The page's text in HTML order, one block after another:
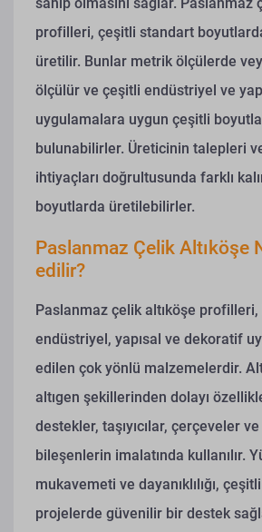
profilleri, çeşitli standart
üretilir. Bunlar metrik ölçülerde
ölçülür ve çeşitli endüstriyel ve
uygulamalara uygun çeşitli
bulunabilirler. Üreticinin talepleri
ihtiyaçları doğrultusunda farklı
boyutlarda üretilebilirler.
Paslanmaz Çelik Altıköşe
edilir?
Paslanmaz çelik altıköşe
endüstriyel, yapısal ve dekoratif
edilen çok yönlü malzemelerdir.
altıgen şekillerinden dolayı
destekler, taşıyıcılar, çerçeveler
bileşenlerin imalatında kullanılır.
mukavemeti ve dayanıklılığı,
projelerde güvenilir bir destek